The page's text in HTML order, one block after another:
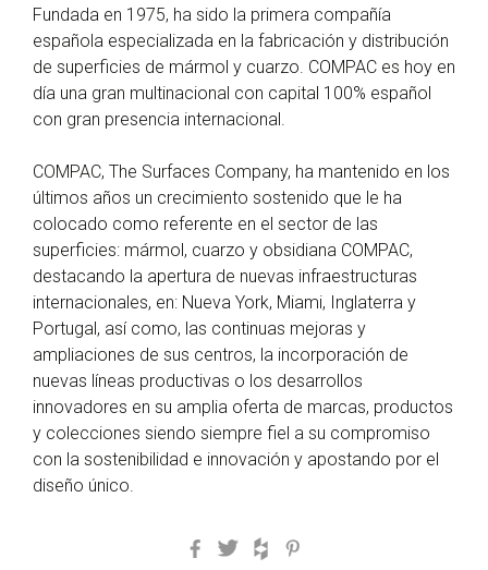
Fundada en 1975, ha sido la primera compañía
española especializada en la fabricación y distribución
de superficies de mármol y cuarzo. COMPAC es hoy en
día una gran multinacional con capital 100% español
con gran presencia internacional.
COMPAC, The Surfaces Company, ha mantenido en los
últimos años un crecimiento sostenido que le ha
colocado como referente en el sector de las
superficies: mármol, cuarzo y obsidiana COMPAC,
destacando la apertura de nuevas infraestructuras
internacionales, en: Nueva York, Miami, Inglaterra y
Portugal, así como, las continuas mejoras y
ampliaciones de sus centros, la incorporación de
nuevas líneas productivas o los desarrollos
innovadores en su amplia oferta de marcas, productos
y colecciones siendo siempre fiel a su compromiso
con la sostenibilidad e innovación y apostando por el
diseño único.
Facebook
TwitterHouzz